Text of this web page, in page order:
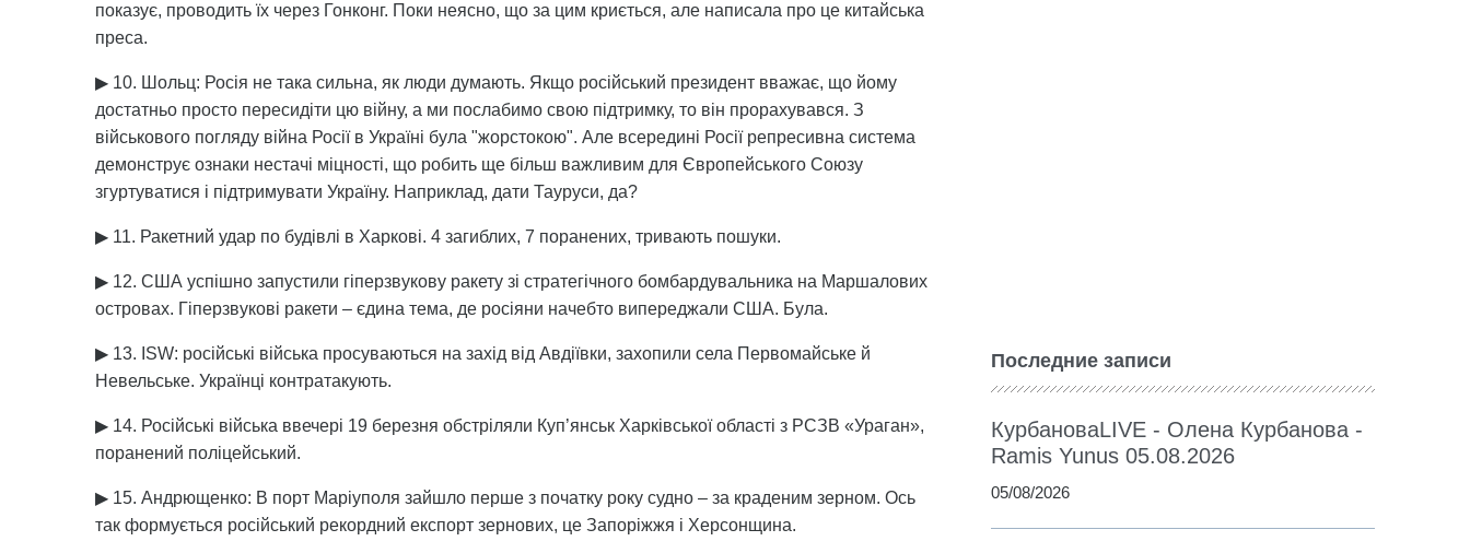
показує, проводить їх через Гонконг. Поки неясно, що за цим криється, але написала про це китайська
преса.
▶ 10. Шольц: Росія не така сильна, як люди думають. Якщо російський президент вважає, що йому
достатньо просто пересидіти цю війну, а ми послабимо свою підтримку, то він прорахувався. З
військового погляду війна Росії в Україні була "жорстокою". Але всередині Росії репресивна система
демонструє ознаки нестачі міцності, що робить ще більш важливим для Європейського Союзу
згуртуватися і підтримувати Україну. Наприклад, дати Тауруси, да?
▶ 11. Ракетний удар по будівлі в Харкові. 4 загиблих, 7 поранених, тривають пошуки.
▶ 12. США успішно запустили гіперзвукову ракету зі стратегічного бомбардувальника на Маршалових
островах. Гіперзвукові ракети – єдина тема, де росіяни начебто випереджали США. Була.
▶ 13. ISW: російські війська просуваються на захід від Авдіївки, захопили села Первомайське й
Невельське. Українці контратакують.
▶ 14. Російські війська ввечері 19 березня обстріляли Куп’янськ Харківської області з РСЗВ «Ураган»,
поранений поліцейський.
▶ 15. Андрющенко: В порт Маріуполя зайшло перше з початку року судно – за краденим зерном. Ось
так формується російський рекордний експорт зернових, це Запоріжжя і Херсонщина.
Последние записи
КурбановаLIVE - Олена Курбанова -
Ramis Yunus 05.08.2026
05/08/2026